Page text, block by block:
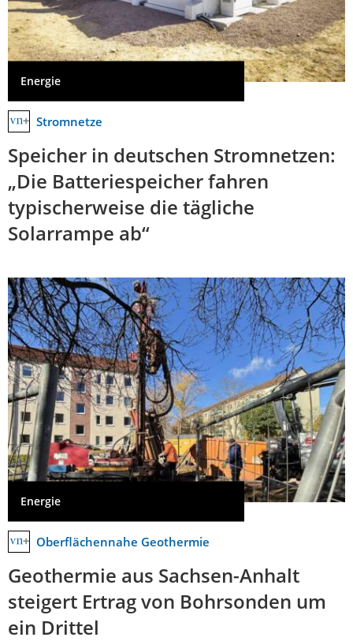
Energie
Stromnetze
Speicher in deutschen Stromnetzen:
„Die Batteriespeicher fahren
typischerweise die tägliche
Solarrampe ab“
Energie
Oberflächennahe Geothermie
Geothermie aus Sachsen-Anhalt
steigert Ertrag von Bohrsonden um
ein Drittel